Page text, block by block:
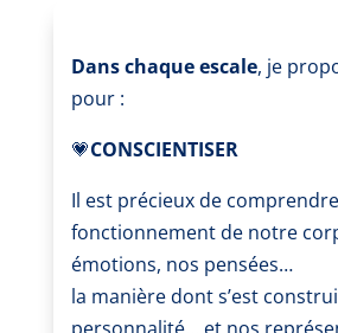
Dans chaque escale, je
pour :
💗CONSCIENTISER
Il est précieux de
fonctionnement de notre
émotions, nos pensées…
la manière dont s’est
personnalité… et nos